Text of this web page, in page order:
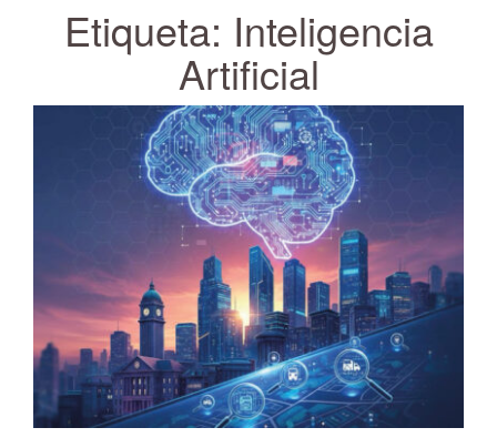
Etiqueta: Inteligencia
Artificial